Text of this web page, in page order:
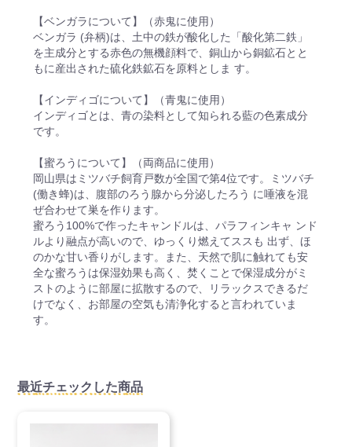
【ベンガラについて】（赤鬼に使用）
ベンガラ (弁柄)は、土中の鉄が酸化した「酸化第二鉄」
を主成分とする赤色の無機顔料で、銅山から銅鉱石とと
もに産出された硫化鉄鉱石を原料としま す。
【インディゴについて】（青鬼に使用）
インディゴとは、青の染料として知られる藍の色素成分
です。
【蜜ろうについて】（両商品に使用）
岡山県はミツバチ飼育戸数が全国で第4位です。ミツバチ
(働き蜂)は、腹部のろう腺から分泌したろう に唾液を混
ぜ合わせて巣を作ります。
蜜ろう100%で作ったキャンドルは、パラフィンキャ ンド
ルより融点が高いので、ゆっくり燃えてススも 出ず、ほ
のかな甘い香りがします。また、天然で肌に触れても安
全な蜜ろうは保湿効果も高く、焚くことで保湿成分がミ
ストのように部屋に拡散するので、リラックスできるだ
けでなく、お部屋の空気も清浄化すると言われていま
す。
最近チェックした商品